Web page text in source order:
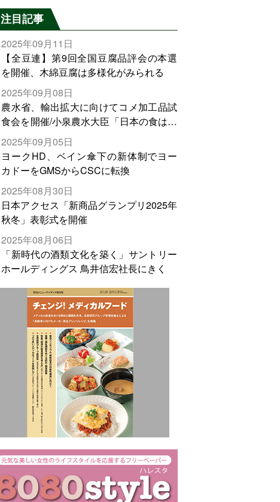
注目記事
2025年09月11日
【全豆連】第9回全国豆腐品評会の本選
を開催、木綿豆腐は多様化がみられる
2025年09月08日
農水省、輸出拡大に向けてコメ加工品試
食会を開催/小泉農水大臣「日本の食は世
界でトップをとれる。米増産に向けて、
米輸出需要の拡大を」
2025年09月05日
ヨークHD、ベイン傘下の新体制でヨー
カドーをGMSからCSCに転換
2025年08月30日
日本アクセス「新商品グランプリ2025年
秋冬」表彰式を開催
2025年08月06日
「新時代の酒類文化を築く」サントリー
ホールディングス 鳥井信宏社長にきく